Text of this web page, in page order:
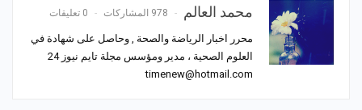
محمد العالم 978 المشاركات 0 تعليقات
محرر اخبار الرياضة والصحة , وحاصل على شهادة في
العلوم الصحية ، مدير ومؤسس مجلة تايم نيوز 24
timenew@hotmail.com